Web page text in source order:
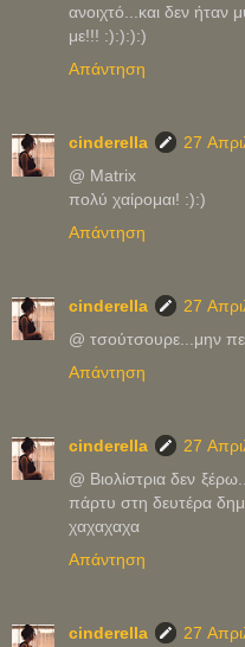
ανοιχτό...και δεν ήταν
με!!! :):):):)
Απάντηση
cinderella
27
@ Μatrix
πολύ χαίρομαι! :):)
Απάντηση
cinderella
27
@ τσούτσουρε...μην
Απάντηση
cinderella
27
@ Βιολίστρια δεν
πάρτυ στη δευτέρα
χαχαχαχα
Απάντηση
cinderella
27